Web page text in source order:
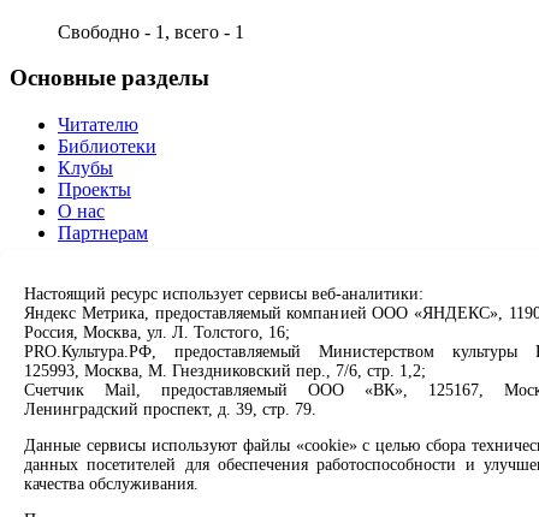
Свободно - 1, всего - 1
Основные разделы
Читателю
Библиотеки
Клубы
Проекты
О нас
Партнерам
Продлить книгу
Спроси библиотекаря
Спроси краеведа
Оцените качество услуг
Направить обращение директору
Соцсети
Настоящий ресурс использует сервисы веб-аналитики:
Яндекс Метрика, предоставляемый компанией ООО «ЯНДЕКС»,
Россия, Москва, ул. Л. Толстого, 16;
PRO.Культура.РФ, предоставляемый Министерством культуры
125993, Москва, М. Гнездниковский пер., 7/6, стр. 1,2;
Счетчик Mail, предоставляемый ООО «ВК», 125167,
Ленинградский проспект, д. 39, стр. 79.
Данные сервисы используют файлы «cookie» с целью сбора
данных посетителей для обеспечения работоспособности и
качества обслуживания.